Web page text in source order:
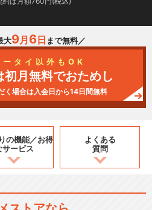
大9月 6日 まで無料／
ータイ以外もOK
初月無料でおためし
く場合は入会日から14日間無料
の機能／お得
サービス
よくある
質問